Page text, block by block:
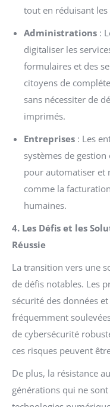
tout en réduisant
Administrations :
digitaliser les
formulaires et des
citoyens de
sans nécessiter de
imprimés.
Entreprises : Les
systèmes de
pour automatiser et
comme la
humaines.
4. Les Défis et les
Réussie
La transition vers une
de défis notables. Les
sécurité des données
fréquemment
de cybersécurité
ces risques peuvent
De plus, la résistance
générations qui ne